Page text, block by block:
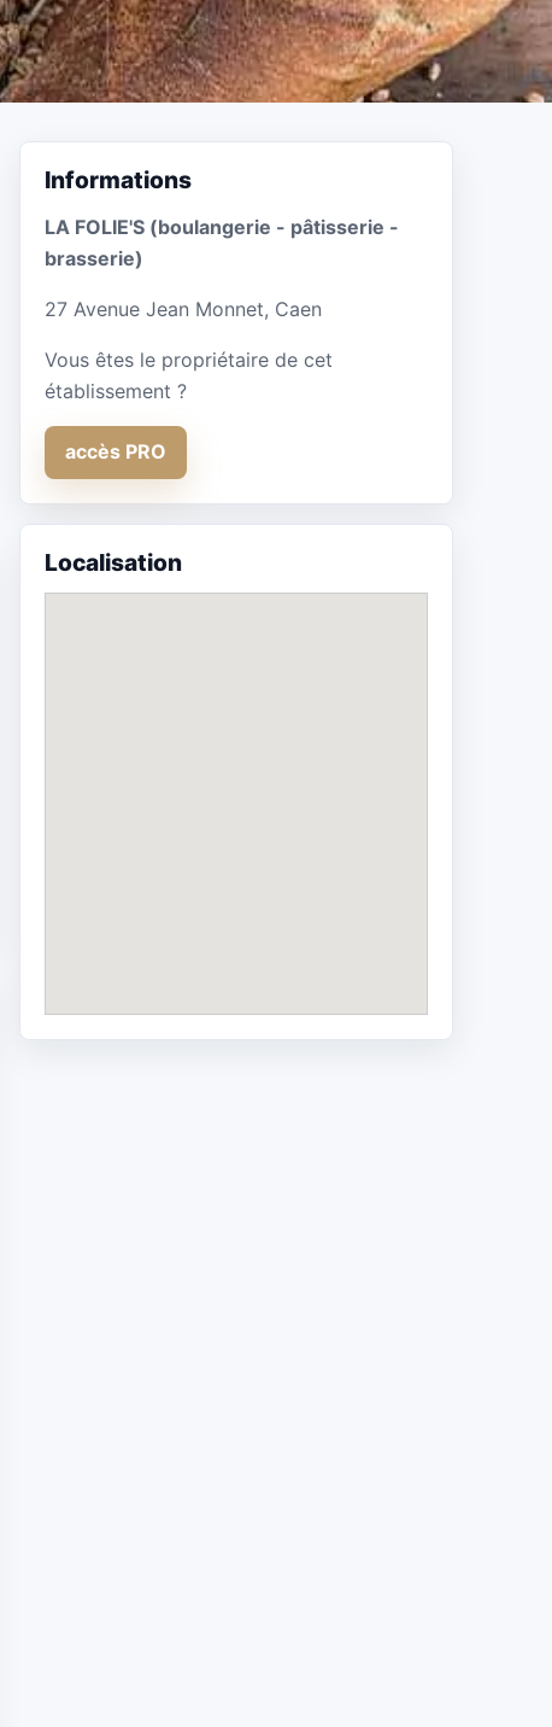
Informations
LA FOLIE'S (boulangerie - pâtisserie -
brasserie)
27 Avenue Jean Monnet, Caen
Vous êtes le propriétaire de cet
établissement ?
accès PRO
Localisation